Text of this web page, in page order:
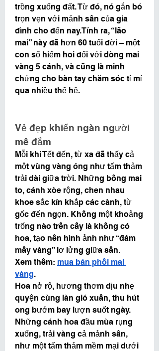
trồng xuống đất. Từ đó, nó gắn bó
trọn vẹn với mảnh sân của gia
đình cho đến nay.Tính ra, “lão
mai” này đã hơn 60 tuổi đời – một
con số hiếm hoi đối với dòng mai
vàng 5 cánh, và cũng là minh
chứng cho bàn tay chăm sóc tỉ mỉ
qua nhiều thế hệ.
Vẻ đẹp khiến ngàn người
mê đắm
Mỗi khi Tết đến, từ xa đã thấy cả
một vùng vàng óng như tấm thảm
trải dài giữa trời. Những bông mai
to, cánh xòe rộng, chen nhau
khoe sắc kín khắp các cành, từ
gốc đến ngọn. Không một khoảng
trống nào trên cây là không có
hoa, tạo nên hình ảnh như “đám
mây vàng” lơ lửng giữa sân.
Xem thêm: mua bán phôi mai
vàng.
Hoa nở rộ, hương thơm dịu nhẹ
quyện cùng làn gió xuân, thu hút
ong bướm bay lượn suốt ngày.
Những cánh hoa đầu mùa rụng
xuống, trải vàng cả mảnh sân,
như một tấm thảm mềm mại dưới